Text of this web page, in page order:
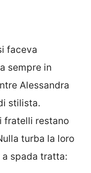
faceva
sempre in
Alessandra
stilista.
fratelli restano
turba la loro
spada tratta: